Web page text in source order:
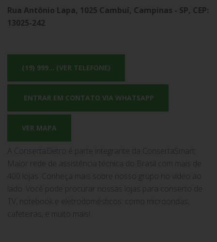
Rua Antônio Lapa, 1025 Cambuí, Campinas - SP, CEP:
13025-242
(19) 999... (VER TELEFONE)
ENTRAR EM CONTATO VIA WHATSAPP
VER MAPA
A ConsertaEletro é parte integrante da ConsertaSmart.
Maior rede de assistência técnica do Brasil com mais de
400 lojas. Conheça mais sobre nosso grupo no vídeo ao
lado. Você pode procurar nossas lojas para conserto de
TV, notebook e eletrodomésticos: como microondas,
cafeteiras, e muito mais!